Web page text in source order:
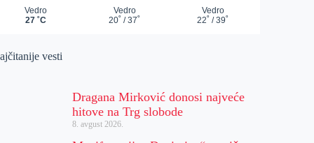
vesti
Dragana Mirković donosi najveće
hitove na Trg slobode
8. avgust 2026.